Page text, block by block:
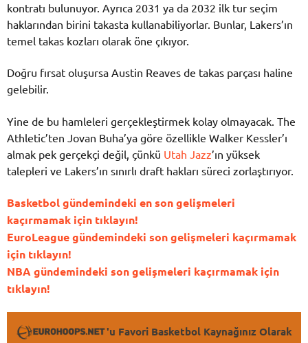
kontratı bulunuyor. Ayrıca 2031 ya da 2032 ilk tur seçim
haklarından birini takasta kullanabiliyorlar. Bunlar, Lakers’ın
temel takas kozları olarak öne çıkıyor.
Doğru fırsat oluşursa Austin Reaves de takas parçası haline
gelebilir.
Yine de bu hamleleri gerçekleştirmek kolay olmayacak. The
Athletic’ten Jovan Buha’ya göre özellikle Walker Kessler’ı
almak pek gerçekçi değil, çünkü Utah Jazz’ın yüksek
talepleri ve Lakers’ın sınırlı draft hakları süreci zorlaştırıyor.
Basketbol gündemindeki en son gelişmeleri
kaçırmamak için tıklayın!
EuroLeague gündemindeki son gelişmeleri kaçırmamak
için tıklayın!
NBA gündemindeki son gelişmeleri kaçırmamak için
tıklayın!
'u Favori Basketbol Kaynağınız Olarak